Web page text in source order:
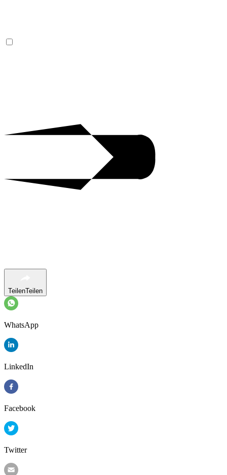
TeilenTeilen
WhatsApp
LinkedIn
Facebook
Twitter